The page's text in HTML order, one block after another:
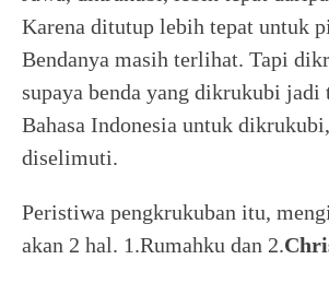
Karena ditutup lebih tepat untuk
Bendanya masih terlihat. Tapi
supaya benda yang dikrukubi jadi
Bahasa Indonesia untuk
diselimuti.
Peristiwa pengkrukuban itu,
akan 2 hal. 1.Rumahku dan 2.